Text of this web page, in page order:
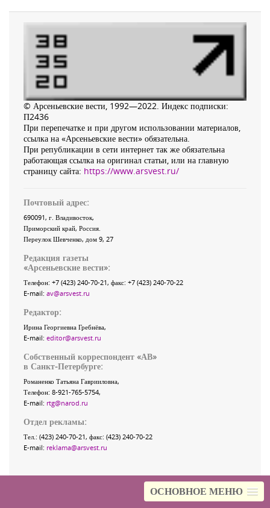
ОСНОВНОЕ МЕНЮ
© Арсеньевские вести, 1992—2022. Индекс подписки:
П2436
При перепечатке и при другом использовании материалов,
ссылка на «Арсеньевские вести» обязательна.
При републикации в сети интернет так же обязательна
работающая ссылка на оригинал статьи, или на главную
страницу сайта: https://www.arsvest.ru/
Почтовый адрес:
690091, г. Владивосток,
Приморский край, Россия.
Переулок Шевченко, дом 9, 27
Редакция газеты
«Арсеньевские вести»:
Телефон: +7 (423) 240-70-21, факс: +7 (423) 240-70-22
E-mail: av@arsvest.ru
Редактор:
Ирина Георгиевна Гребнёва,
E-mail: editor@arsvest.ru
Собственный корреспондент «АВ»
в Санкт-Петербурге:
Романенко Татьяна Гаврииловна,
Телефон: 8-921-765-5754,
E-mail: rtg@narod.ru
Отдел рекламы:
Тел.: (423) 240-70-21, факс: (423) 240-70-22
E-mail: reklama@arsvest.ru